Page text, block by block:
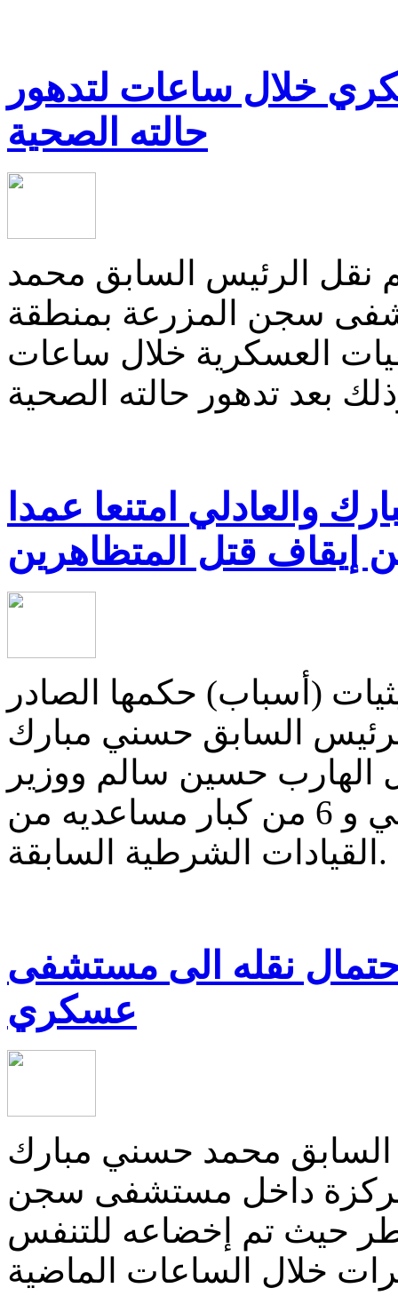
خلال ساعات لتدهور
حالته الصحية
نقل الرئيس السابق محمد
سجن المزرعة بمنطقة
العسكرية خلال ساعات
والعادلي امتنعا عمدا
إيقاف قتل المتظاهرين
(أسباب) حكمها الصادر
الرئيس السابق حسني مبارك
الهارب حسين سالم ووزير
الداخلية الأسبق حبيب العادلي و 6 من كبار مساعديه من
القيادات الشرطية السابقة.
نقله الى مستشفى
عسكري
السابق محمد حسني مبارك
داخل مستشفى سجن
حيث تم إخضاعه للتنفس